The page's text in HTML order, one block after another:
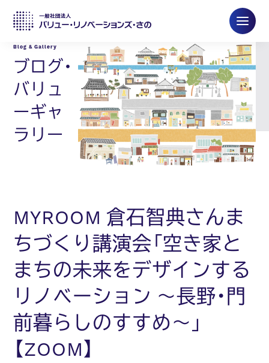
ブログ・
バリュ
ーギャ
ラリー
MYROOM 倉石智典さんま
ちづくり講演会「空き家と
まちの未来をデザインする
リノベーション ～長野・門
前暮らしのすすめ～」
【ZOOM】